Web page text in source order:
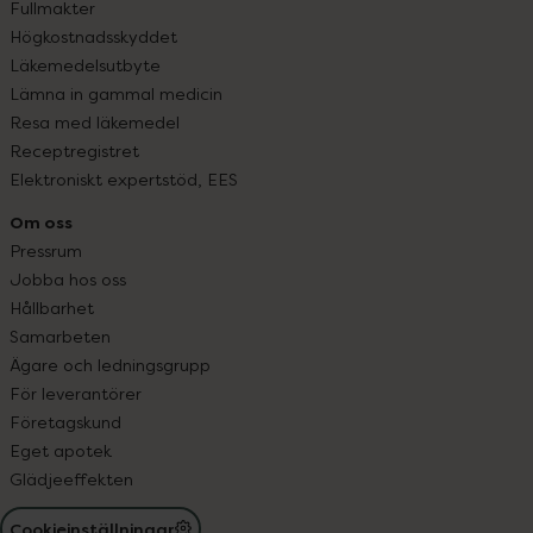
Fullmakter
Högkostnadsskyddet
Läkemedelsutbyte
Lämna in gammal medicin
Resa med läkemedel
Receptregistret
Elektroniskt expertstöd, EES
Om oss
Pressrum
Jobba hos oss
Hållbarhet
Samarbeten
Ägare och ledningsgrupp
För leverantörer
Företagskund
Eget apotek
Glädjeeffekten